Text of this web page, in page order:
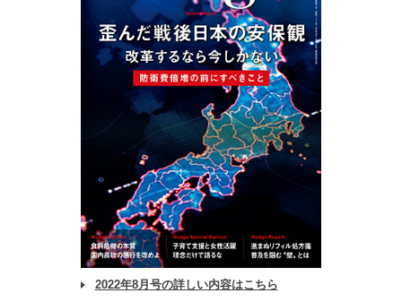
2022年8月号の詳しい内容はこちら